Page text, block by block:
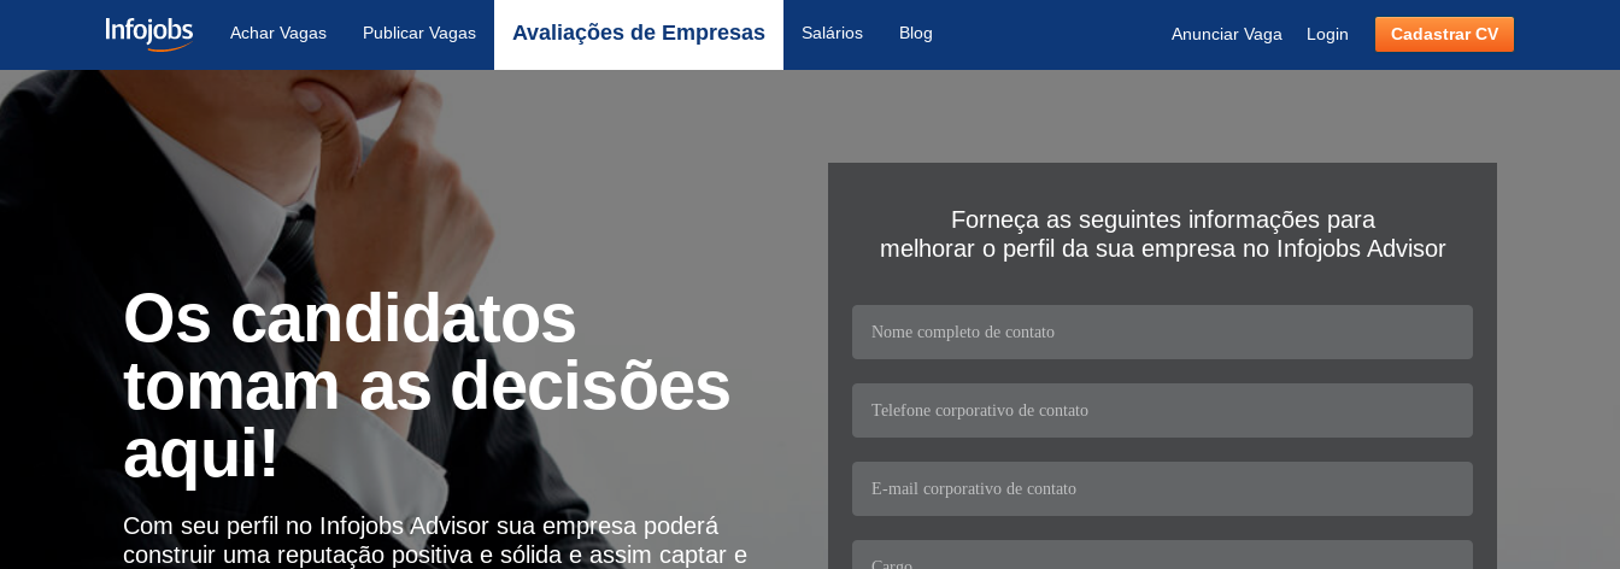
Achar Vagas Publicar Vagas Avaliações de Empresas Salários Blog Anunciar Vaga Login Cadastrar CV
Os candidatos
tomam as decisões
aqui!
Com seu perfil no Infojobs Advisor sua empresa poderá
construir uma reputação positiva e sólida e assim captar e
Forneça as seguintes informações para
melhorar o perfil da sua empresa no Infojobs Advisor